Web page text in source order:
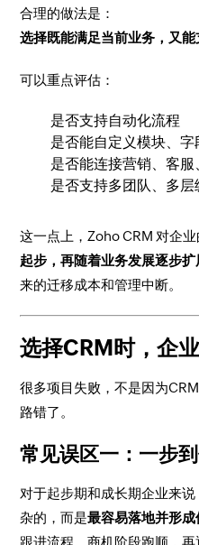
合理的做法是：
选择既能满足当前业务，又能
可以重点评估：
是否支持自动化流程
是否能自定义模块、字
是否能连接营销、客
是否支持多团队、多层
这一点上，Zoho CRM 对企
起步，再随着业务发展逐步扩
来的迁移成本和管理中断。
选择CRM时，企
很多项目失败，不是因为
路错了。
常见误区一：一步
对于起步期和成长期企业来
杂的，而是最容易落地并形
跟进流程、商机阶段跑顺，